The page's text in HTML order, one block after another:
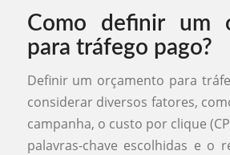
Como definir um
para tráfego pago?
Definir um orçamento para
considerar diversos fatores,
campanha, o custo por clique
palavras-chave escolhidas e o